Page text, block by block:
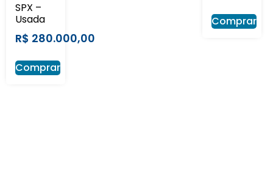
SPX –
Usada
R$ 280.000,00
Comprar
Comprar